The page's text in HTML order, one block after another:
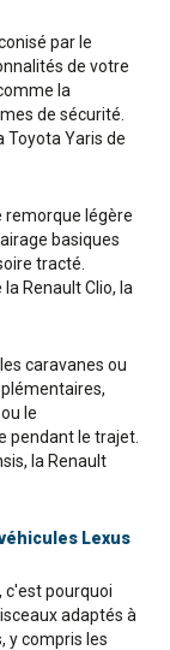
par le
de votre
la
de sécurité.
Toyota Yaris de
remorque légère
basiques
tracté.
Renault Clio, la
caravanes ou
le
pendant le trajet.
la Renault
Lexus
c'est pourquoi
adaptés à
y compris les